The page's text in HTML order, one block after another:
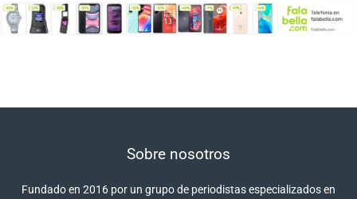
Sobre nosotros
Fundado en 2016 por un grupo de periodistas especializados en